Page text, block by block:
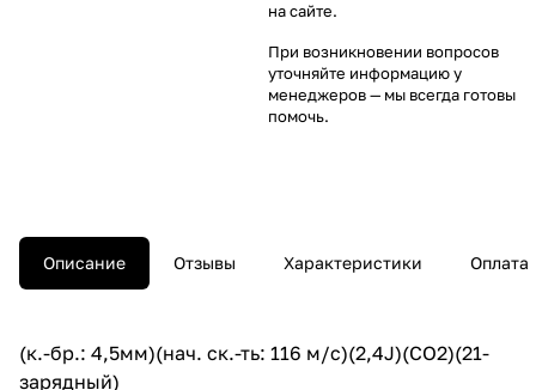
на сайте.
При возникновении вопросов
уточняйте информацию у
менеджеров— мы всегда готовы
помочь.
Описание Отзывы Характеристики Оплата
(к.-бр.: 4,5мм)(нач. ск.-ть: 116 м/c)(2,4J)(CO2)(21-
зарядный)